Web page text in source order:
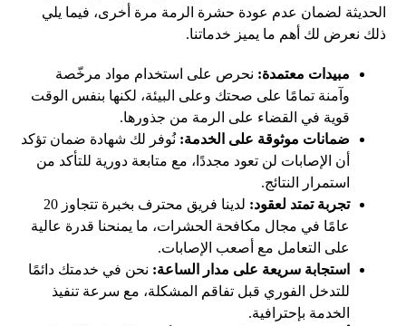
الحديثة لضمان عدم عودة حشرة الرمة مرة أخرى، فيما يلي
ذلك نعرض لك أهم ما يميز خدماتنا.
مبيدات معتمدة: نحرص على استخدام مواد مرخّصة
وآمنة تمامًا على صحتك وعلى البيئة، لكنها بنفس الوقت
قوية في القضاء على الرمة من جذورها.
ضمانات موثوقة على الخدمة:نُوفر لك شهادة ضمان تؤكد
أن الإصابات لن تعود مجددًا، مع متابعة دورية للتأكد من
استمرار النتائج.
تجربة تمتد لعقود:
لدينا فريق محترف بخبرة تتجاوز 20
عامًا في مجال مكافحة الحشرات، ما يمنحنا قدرة عالية
على التعامل مع أصعب الإصابات.
استجابة سريعة على مدار الساعة: نحن في خدمتك دائمًا
للتدخل الفوري قبل تفاقم المشكلة، مع سرعة تنفيذ
الخدمة بإحترافية.